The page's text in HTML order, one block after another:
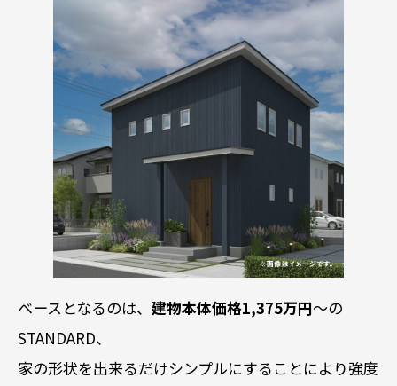
ベースとなるのは、 建物本体価格1,375万円〜の
STANDARD、
家の形状を出来るだけシンプルにすることにより強度